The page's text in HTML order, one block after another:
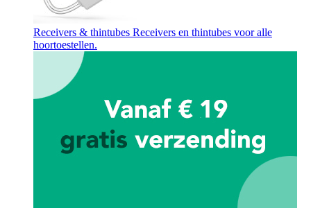
Receivers & thintubes Receivers en thintubes voor alle
hoortoestellen.